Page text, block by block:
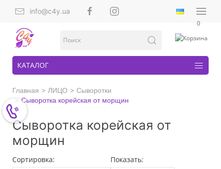
info@c4y.ua
0
КАТАЛОГ
Главная ЛИЦО
Сыворотки
Сыворотка корейская от морщин
Сыворотка корейская от
морщин
Сортировка: Показать: